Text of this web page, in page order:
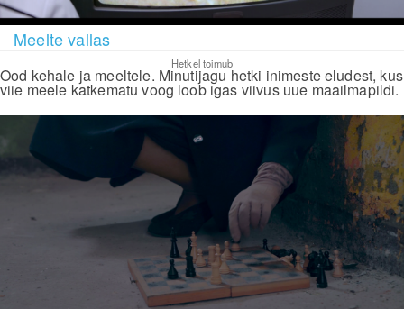
Meelte vallas
Hetkel toimub
Ood kehale ja meeltele. Minutijagu hetki inimeste eludest, kus
viie meele katkematu voog loob igas viivus uue maailmapildi.